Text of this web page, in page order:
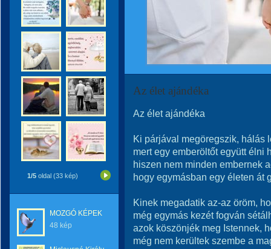
1/5 oldal (33 kép)
MOZGÓ KÉPEK
48 kép
Az élet ajándéka
Az élet ajándéka
Ki párjával megöregszik, hálás
mert egy emberöltőt együtt élni
hiszen nem minden embernek
hogy egymásban egy életen át
Kinek megadatik az-az öröm,
még egymás kezét fogván
azok köszönjék meg Istennek,
még nem kerültek szembe a